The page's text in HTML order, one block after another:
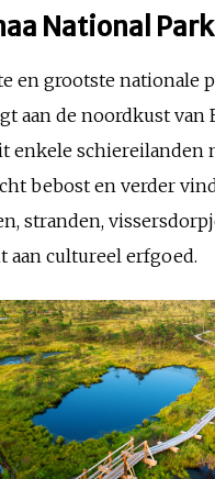
National Park
en grootste nationale
aan de noordkust van
enkele schiereilanden
bebost en verder
stranden,
aan cultureel erfgoed.